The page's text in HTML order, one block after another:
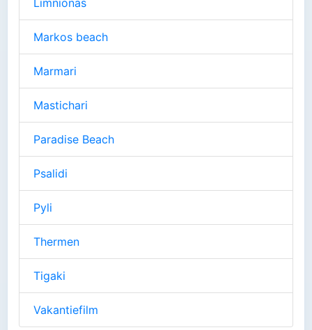
Limnionas
Markos beach
Marmari
Mastichari
Paradise Beach
Psalidi
Pyli
Thermen
Tigaki
Vakantiefilm